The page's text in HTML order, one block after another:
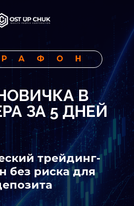
В
ЗА 5 ДНЕЙ
трейдинг-
без риска для